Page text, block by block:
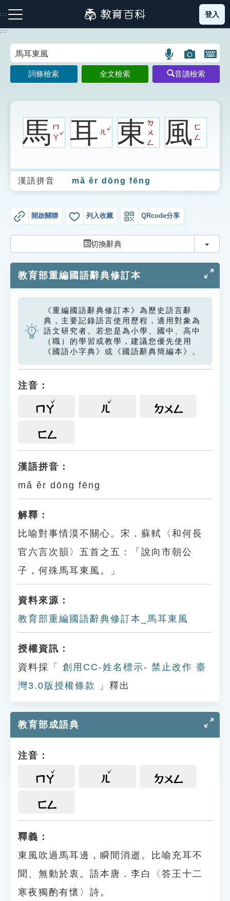
到
主
:::
注音索引圖示 筆畫索引圖示 部首索引表圖示
生字詞彙表
成語故事
索引選單
單字索引
生命大百科索引
遊戲專區
教學應用
貓頭鷹博士
登入
:::
語
言
搜
示
圖
片
搜
示
開
鍵
圖
詞條檢索 全文檢索 音讀檢索
馬ㄇ
ㄚ
ˇ耳ㄦ
ˇ 東ㄉ
ㄨ
ㄥ
風ㄈ
ㄥ
漢語拼音 mǎ ěr dōng fēng
開啟關聯 列入收藏 QRcode分享
切換辭典 切換
教育部重編國語辭典修訂本
《重編國語辭典修訂本》為歷史語言辭
典，主要記錄語言使用歷程，適用對象為
語文研究者。若您是為小學、國中、高中
（職）的學習或教學，建議您優先使用
《國語小字典》或《國語辭典簡編本》。
注音：
ㄇㄚ ㄦ ㄉㄨㄥ
ㄈㄥ
漢語拼音：
mǎ ěr dōng fēng
解釋：
比喻對事情漠不關心。宋．蘇軾〈和何長
官六言次韻〉五首之五：「說向市朝公
子，何殊馬耳東風。」
資料來源：
教育部重編國語辭典修訂本_馬耳東風
授權資訊：
資料採「
創用CC-姓名標示- 禁止改作 臺
灣3.0版授權條款
」釋出
教育部成語典
注音：
ㄇㄚ ㄦ ㄉㄨㄥ
ㄈㄥ
釋義：
東風吹過馬耳邊，瞬間消逝。比喻充耳不
聞、無動於衷。語本唐．李白〈答王十二
寒夜獨酌有懷〉詩。